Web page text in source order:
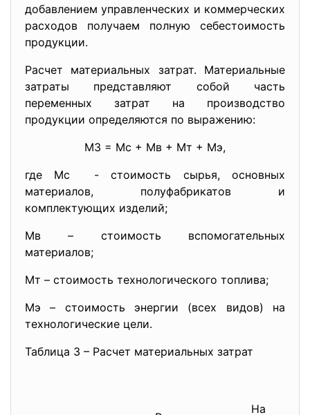
добавлением управленческих и коммерческих
расходов получаем полную себестоимость
продукции.
Расчет материальных затрат. Материальные
затраты представляют собой часть
переменных затрат на производство
продукции определяются по выражению:
МЗ = Мс + Мв + Мт + Мэ,
где Мс - стоимость сырья, основных
материалов, полуфабрикатов и
комплектующих изделий;
Мв – стоимость вспомогательных
материалов;
Мт – стоимость технологического топлива;
Мэ – стоимость энергии (всех видов) на
технологические цели.
Таблица 3 – Расчет материальных затрат
На